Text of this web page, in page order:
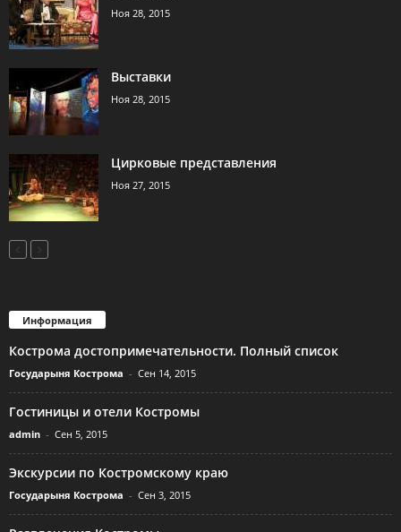
Ноя 28, 2015
Выставки
Ноя 28, 2015
Цирковые представления
Ноя 27, 2015
Информация
Кострома достопримечательности. Полный список
Государыня Кострома - Сен 14, 2015
Гостиницы и отели Костромы
admin - Сен 5, 2015
Экскурсии по Костромскому краю
Государыня Кострома - Сен 3, 2015